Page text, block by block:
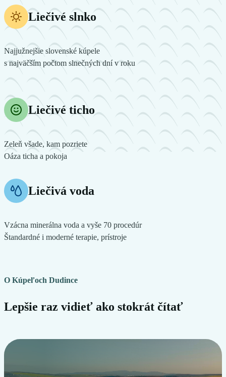
Liečivé slnko
Najjužnejšie slovenské kúpele
s najväčším počtom slnečných dní v roku
Liečivé ticho
Zeleň všade, kam pozriete
Oáza ticha a pokoja
Liečivá voda
Vzácna minerálna voda a vyše 70 procedúr
Štandardné i moderné terapie, prístroje
O Kúpeľoch Dudince
Lepšie raz vidieť ako stokrát čítať